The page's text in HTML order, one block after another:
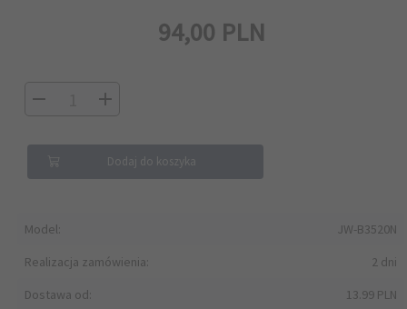
Model:
JW-B3520N
Realizacja zamówienia:
2 dni
Dostawa od:
13.99 PLN
94,00 PLN
Dodaj do koszyka